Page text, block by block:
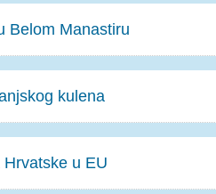
Belom Manastiru
kulena
u EU